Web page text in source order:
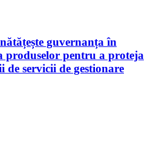
guvernanța în
produselor pentru a proteja
servicii de gestionare